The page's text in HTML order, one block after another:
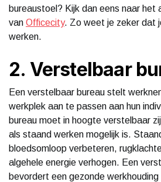
bureaustoel? Kijk dan eens naar het
van Officecity. Zo weet je zeker dat
werken.
2. Verstelbaar
Een verstelbaar bureau stelt
werkplek aan te passen aan hun
bureau moet in hoogte verstelbaar
als staand werken mogelijk is.
bloedsomloop verbeteren,
algehele energie verhogen. Een
bevordert een gezonde